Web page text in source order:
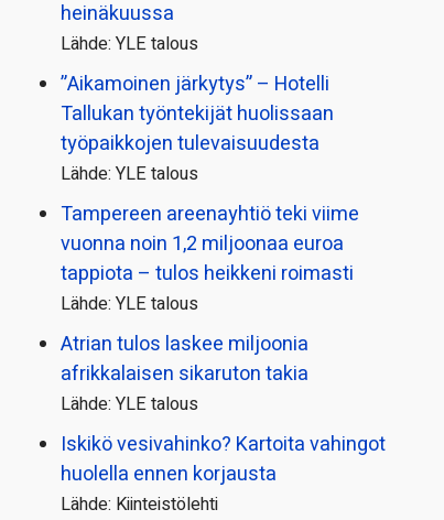
heinäkuussa
Lähde: YLE talous
”Aikamoinen järkytys” – Hotelli
Tallukan työntekijät huolissaan
työpaikkojen tulevaisuudesta
Lähde: YLE talous
Tampereen areenayhtiö teki viime
vuonna noin 1,2 miljoonaa euroa
tappiota – tulos heikkeni roimasti
Lähde: YLE talous
Atrian tulos laskee miljoonia
afrikkalaisen sikaruton takia
Lähde: YLE talous
Iskikö vesivahinko? Kartoita vahingot
huolella ennen korjausta
Lähde: Kiinteistölehti